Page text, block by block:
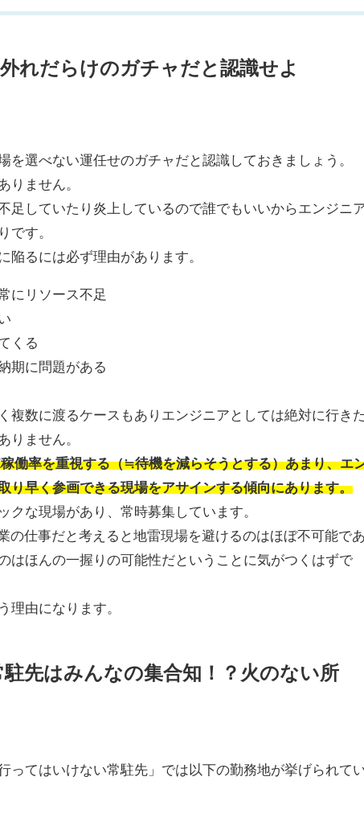
外れだらけのガチャだと認識せよ
を選べない運任せのガチャだと認識して おきましょう。
りません。
足していたり炎上しているので誰でもいいからエンジニ
です。
陥るには必ず理由があります。
にリソース不足
くる
期に問題がある
複数に渡るケースもあり エンジニアとしては絶対に行き
りません。
働率を重視する（≒待機を減らそうとする）あまり、エ
り早く参画できる現場をアサインする傾向にあります。
クな現場があり、常時募集しています。
の仕事だと考えると地雷現場を避けるのはほぼ不可能で
はほんの一握りの可能性だということに気がつくはずで
理由になります。
先はみんなの集合知！？火のない所
ってはいけない常駐先」では以下の勤務地が挙げられて